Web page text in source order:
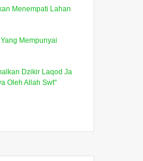
Menempati Lahan
Mempunyai
Dzikir Laqod Ja
Oleh Allah Swt"